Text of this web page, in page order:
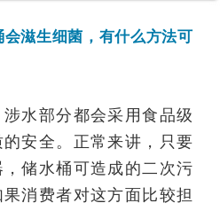
滋生细菌，有什么方法可
水部分都会采用食品级
安全。正常来讲，只要
储水桶可造成的二次污
消费者对这方面比较担